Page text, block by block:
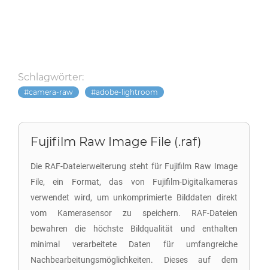
Schlagwörter:
camera-raw adobe-lightroom
Fujifilm Raw Image File (.raf)
Die RAF-Dateierweiterung steht für Fujifilm Raw Image
File, ein Format, das von Fujifilm-Digitalkameras
verwendet wird, um unkomprimierte Bilddaten direkt
vom Kamerasensor zu speichern. RAF-Dateien
bewahren die höchste Bildqualität und enthalten
minimal verarbeitete Daten für umfangreiche
Nachbearbeitungsmöglichkeiten. Dieses auf dem